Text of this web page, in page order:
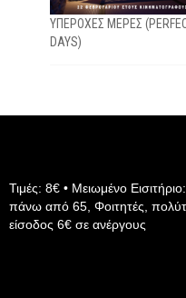
ΥΠΕΡΟΧΕΣ ΜΕΡΕΣ
DAYS)
Τιμές: 8€ • Μειωμένο
πάνω από 65, Φοιτητές,
είσοδος 6€ σε ανέργους